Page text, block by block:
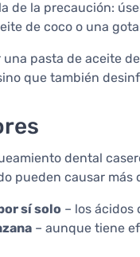
de la precaución:
de coco o una
una pasta de aceite
que también
dental
pueden causar
sí solo – los
– aunque tiene